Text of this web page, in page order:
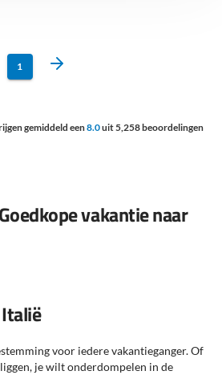
1
gemiddeld een8.0uit5,258beoordelingen
vakantie naar
voor iedere vakantieganger. Of
je wilt onderdompelen in de